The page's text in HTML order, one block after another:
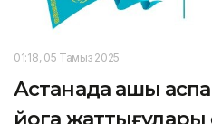
01:18, 05 Тамыз 2025
Астанада ашық